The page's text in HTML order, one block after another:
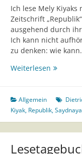
Ich lese Mely
Zeitschrift
ausgehend durch
Ich kann nicht
zu denken: wie
Weiterlesen (02)
Allgemein
Kiyak, Republik,Saydnaya